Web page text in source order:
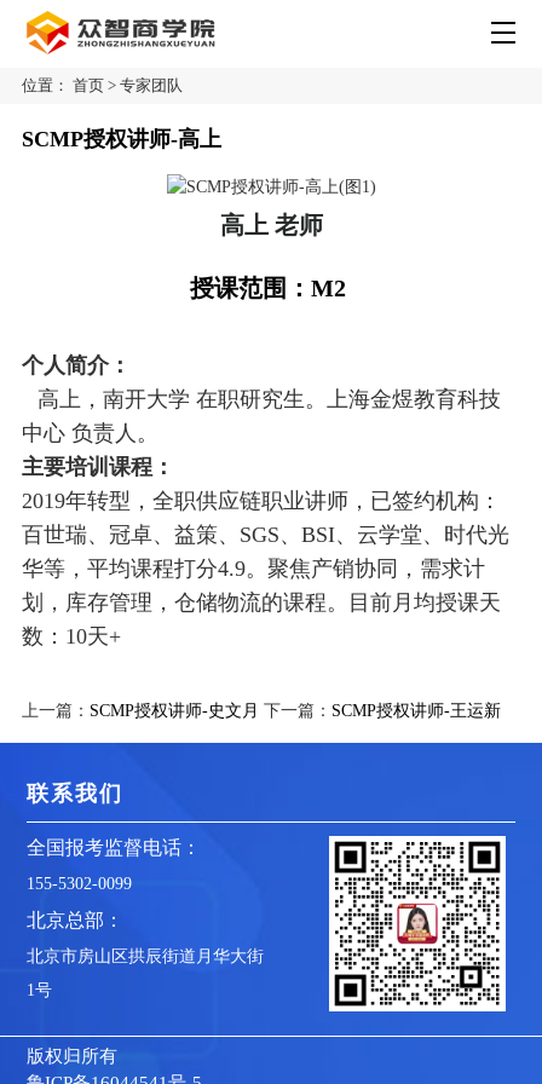
位置： 首页> 专家团队
SCMP授权讲师-高上
高上 老师
授课范围：M2
个人简介：
高上， 南开大学 在职研究生。 上海金煜教育科技
中心 负责人。
主要培训课程：
2019年转型，全职供应链职业讲师，已签约机构：
百世瑞、冠卓、益策、 SGS、 BSI、云学堂、时代光
华等，平均课程打分4.9。聚焦产销协同，需求计
划，库存管理，仓储物流的课程。目前月均授课天
数： 10天+
上一篇： SCMP授权讲师-史文月 下一篇： SCMP授权讲师-王运新
联系我们
全国报考监督电话：
155-5302-0099
北京总部：
北京市房山区拱辰街道月华大街
1号
版权归所有